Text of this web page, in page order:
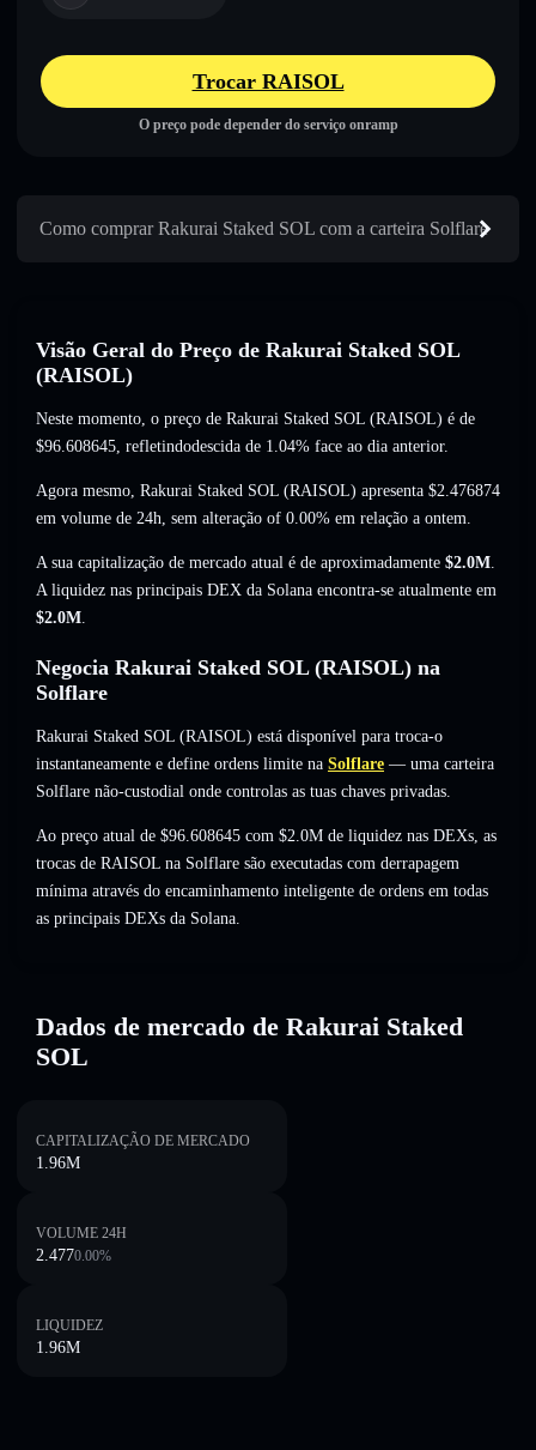
Trocar RAISOL
O preço pode depender do serviço onramp
Como comprar Rakurai Staked SOL com a carteira Solflare
Visão Geral do Preço de Rakurai Staked SOL
(RAISOL)
Neste momento, o preço de Rakurai Staked SOL (RAISOL) é de
$96.608645, refletindodescida de 1.04% face ao dia anterior.
Agora mesmo, Rakurai Staked SOL (RAISOL) apresenta $2.476874
em volume de 24h, sem alteração of 0.00% em relação a ontem.
A sua capitalização de mercado atual é de aproximadamente $2.0M.
A liquidez nas principais DEX da Solana encontra-se atualmente em
$2.0M.
Negocia Rakurai Staked SOL (RAISOL) na
Solflare
Rakurai Staked SOL (RAISOL) está disponível para troca-o
instantaneamente e define ordens limite na Solflare — uma carteira
Solflare não-custodial onde controlas as tuas chaves privadas.
Ao preço atual de $96.608645 com $2.0M de liquidez nas DEXs, as
trocas de RAISOL na Solflare são executadas com derrapagem
mínima através do encaminhamento inteligente de ordens em todas
as principais DEXs da Solana.
Dados de mercado de Rakurai Staked
SOL
CAPITALIZAÇÃO DE MERCADO
1.96M
VOLUME 24H
2.4770.00%
LIQUIDEZ
1.96M